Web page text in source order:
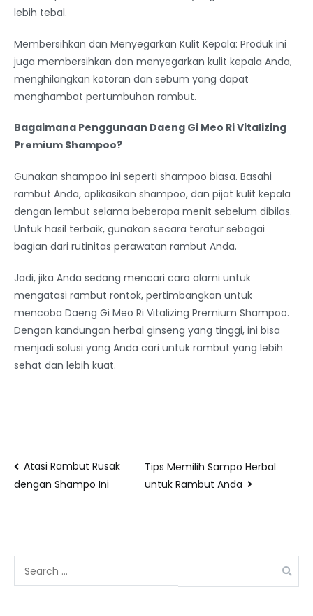
lebih tebal.
Membersihkan dan Menyegarkan Kulit Kepala: Produk ini
juga membersihkan dan menyegarkan kulit kepala Anda,
menghilangkan kotoran dan sebum yang dapat
menghambat pertumbuhan rambut.
Bagaimana Penggunaan Daeng Gi Meo Ri Vitalizing
Premium Shampoo?
Gunakan shampoo ini seperti shampoo biasa. Basahi
rambut Anda, aplikasikan shampoo, dan pijat kulit kepala
dengan lembut selama beberapa menit sebelum dibilas.
Untuk hasil terbaik, gunakan secara teratur sebagai
bagian dari rutinitas perawatan rambut Anda.
Jadi, jika Anda sedang mencari cara alami untuk
mengatasi rambut rontok, pertimbangkan untuk
mencoba Daeng Gi Meo Ri Vitalizing Premium Shampoo.
Dengan kandungan herbal ginseng yang tinggi, ini bisa
menjadi solusi yang Anda cari untuk rambut yang lebih
sehat dan lebih kuat.
Atasi Rambut Rusak
dengan Shampo Ini
Tips Memilih Sampo Herbal
untuk Rambut Anda